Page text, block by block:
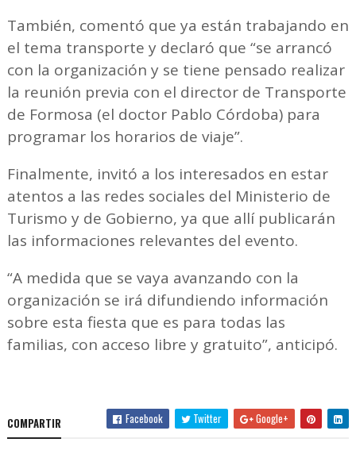
También, comentó que ya están trabajando en
el tema transporte y declaró que “se arrancó
con la organización y se tiene pensado realizar
la reunión previa con el director de Transporte
de Formosa (el doctor Pablo Córdoba) para
programar los horarios de viaje”.
Finalmente, invitó a los interesados en estar
atentos a las redes sociales del Ministerio de
Turismo y de Gobierno, ya que allí publicarán
las informaciones relevantes del evento.
“A medida que se vaya avanzando con la
organización se irá difundiendo información
sobre esta fiesta que es para todas las
familias, con acceso libre y gratuito”, anticipó.
COMPARTIR Facebook Twitter Google+